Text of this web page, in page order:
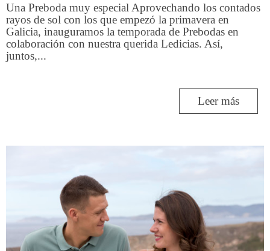
Una Preboda muy especial Aprovechando los contados
rayos de sol con los que empezó la primavera en
Galicia, inauguramos la temporada de Prebodas en
colaboración con nuestra querida Ledicias. Así,
juntos,...
Leer más